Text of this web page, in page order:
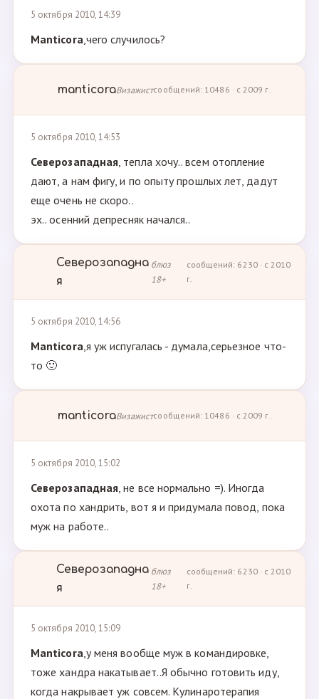
5 октября 2010, 14:39
Manticora,чего случилось?
manticoraВизажистсообщений: 10486 · с 2009 г.
5 октября 2010, 14:53
Северозападная, тепла хочу.. всем отопление
дают, а нам фигу, и по опыту прошлых лет, дадут
еще очень не скоро..
эх.. осенний депресняк начался..
Северозападна
я
блюз
18+
сообщений: 6230 · с 2010
г.
5 октября 2010, 14:56
Manticora,я уж испугалась - думала,серьезное что-
то 🙂
manticoraВизажистсообщений: 10486 · с 2009 г.
5 октября 2010, 15:02
Северозападная, не все нормально =). Иногда
охота по хандрить, вот я и придумала повод, пока
муж на работе..
Северозападна
я
блюз
18+
сообщений: 6230 · с 2010
г.
5 октября 2010, 15:09
Manticora,у меня вообще муж в командировке,
тоже хандра накатывает..Я обычно готовить иду,
когда накрывает уж совсем. Кулинаротерапия